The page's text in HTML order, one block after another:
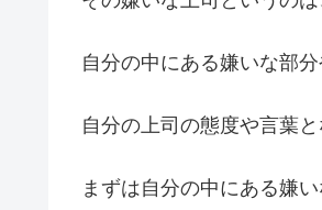
自分の中にある嫌いな部
自分の上司の態度や言葉
まずは自分の中にある嫌